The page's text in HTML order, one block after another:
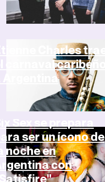
Noticias
Etienne Charles trae
el carnaval caribeño
a Argentina
para ser un ícono de
la noche en
Argentina con
"Satisfire"